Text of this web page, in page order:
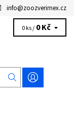
info@zoozverimex.cz
0 ks / 0 Kč